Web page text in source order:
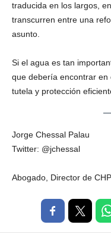
traducida en los largos,
transcurren entre una
asunto.
Si el agua es tan
que debería encontrar en
tutela y protección
Jorge Chessal Palau
Twitter: @jchessal
Abogado, Director de